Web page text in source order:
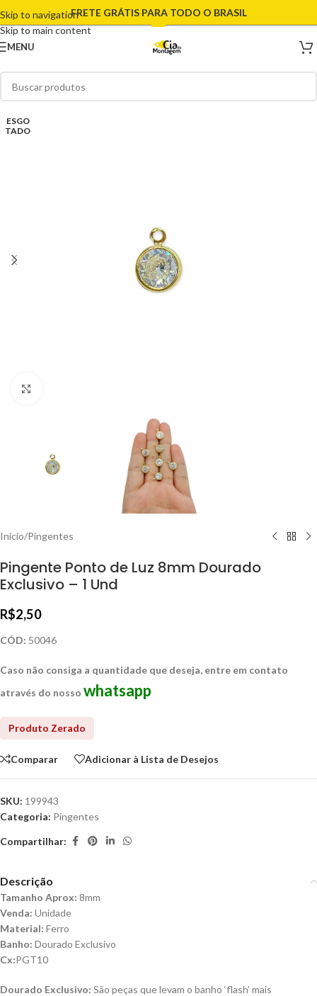
Skip to navigation
Skip to main content
FRETE GRÁTIS PARA TODO O BRASIL
MENU
ESGO
TADO
Início/Pingentes
Pingente Ponto de Luz 8mm Dourado
Exclusivo – 1 Und
R$2,50
CÓD: 50046
Caso não consiga a quantidade que deseja, entre em contato
através do nosso whatsapp
Comparar Adicionar à Lista de Desejos
SKU: 199943
Categoria: Pingentes
Compartilhar:
Descrição
Tamanho Aprox: 8mm
Venda: Unidade
Material: Ferro
Banho: Dourado Exclusivo
Cx:PGT10
Dourado Exclusivo: São peças que levam o banho ‘flash’ mais